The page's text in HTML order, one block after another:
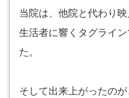
当院は、他院と代わり
生活者に響くタグライ
た。
そして出来上がったの